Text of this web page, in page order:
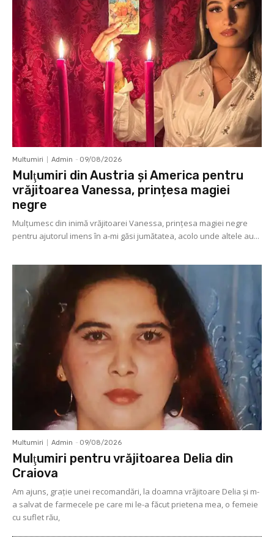
Multumiri Admin - 09/08/2026
Mulţumiri din Austria și America pentru
vrăjitoarea Vanessa, prințesa magiei
negre
Mulţumesc din inimă vrăjitoarei Vanessa, prințesa magiei negre
pentru ajutorul imens în a-mi găsi jumătatea, acolo unde altele au...
Multumiri Admin - 09/08/2026
Mulţumiri pentru vrăjitoarea Delia din
Craiova
Am ajuns, graţie unei recomandări, la doamna vrăjitoare Delia şi m-
a salvat de farmecele pe care mi le-a făcut prietena mea, o femeie
cu suflet rău,